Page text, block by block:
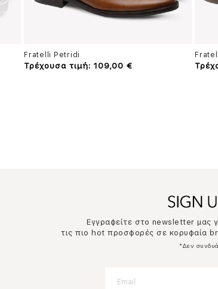
Fratelli Petridi
Τρέχουσα τιμή: 109,00 €
Εγγραφείτε στο newsletter μας
τις πιο hot προσφορές σε κορυφαία
*Δεν